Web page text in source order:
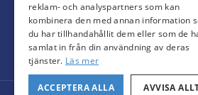
reklam- och analyspartners som kan
kombinera den med annan information
du har tillhandahållit dem eller som de
samlat in från din användning av deras
tjänster. Läs mer
ACCEPTERA ALLA AVVISA